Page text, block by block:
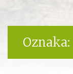
Oznaka: